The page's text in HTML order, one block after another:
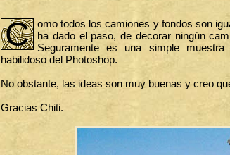
C
omo todos los camiones y fondos son
ha dado el paso, de decorar ningún
Seguramente es una simple
habilidoso del Photoshop.
No obstante, las ideas son muy buenas y creo
Gracias Chiti.